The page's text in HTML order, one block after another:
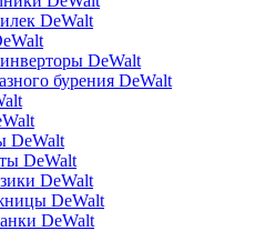
DeWalt
DeWalt
бурения DeWalt
DeWalt
DeWalt
DeWalt
DeWalt
DeWalt